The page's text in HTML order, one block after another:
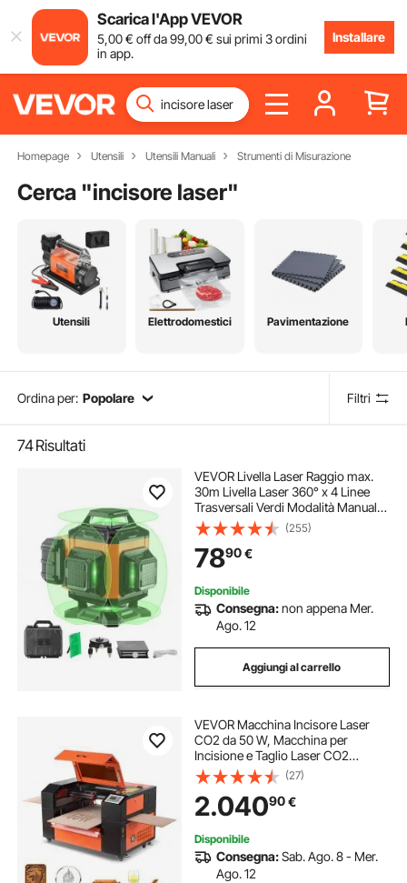
Scarica l'App VEVOR
5,00€ off da99,00€ sui primi 3 ordini
in app.
Installare
Homepage Utensili Utensili Manuali Strumenti di Misurazione
Cerca "incisore laser"
Utensili Elettrodomestici Pavimentazione
Ordina per: Popolare Filtri
74Risultati
VEVOR Livella Laser Raggio max.
30m Livella Laser 360° x 4 Linee
Trasversali Verdi Modalità Manuale
Autolivellamento Lunghezza
d'Onda Laser 520nm ± 10nm
Precisione tra 0,28cm - 10m, Livella
Laser
(255)
7890€
Disponibile
Consegna:non appena Mer.
Ago. 12
Aggiungi al carrello
VEVOR Macchina Incisore Laser
CO2 da 50 W, Macchina per
Incisione e Taglio Laser CO2
Taglierina per Incisione Compatibile
con LightBurn CorelDRAW
RDWorks, per Legno, Acrilico, Vetro
(27)
2.04090€
Disponibile
Consegna:Sab. Ago. 8 - Mer.
Ago. 12